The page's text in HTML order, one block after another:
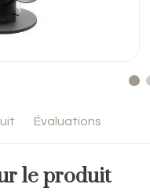
Évaluations
le produit